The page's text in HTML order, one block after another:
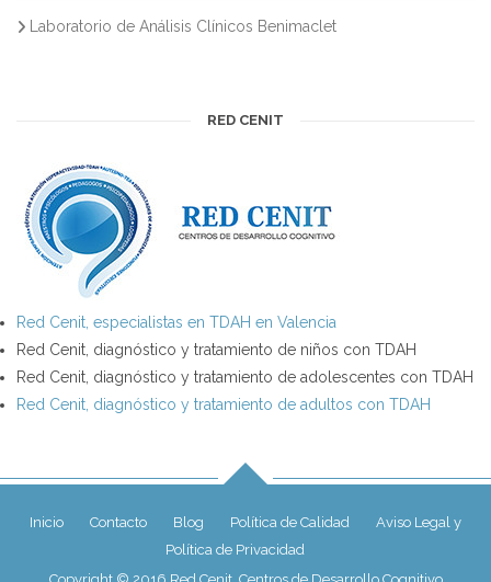
Laboratorio de Análisis Clínicos Benimaclet
RED CENIT
Red Cenit, especialistas en TDAH en Valencia
Red Cenit, diagnóstico y tratamiento de niños con TDAH
Red Cenit, diagnóstico y tratamiento de adolescentes con TDAH
Red Cenit, diagnóstico y tratamiento de adultos con TDAH
Inicio Contacto Blog Política de Calidad
Aviso Legal y
Política de Privacidad